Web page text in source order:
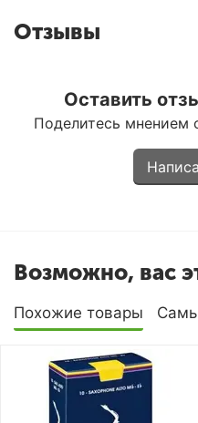
Отзывы
Оставить
Поделитесь мнением
Возможно, вас
Похожие товары